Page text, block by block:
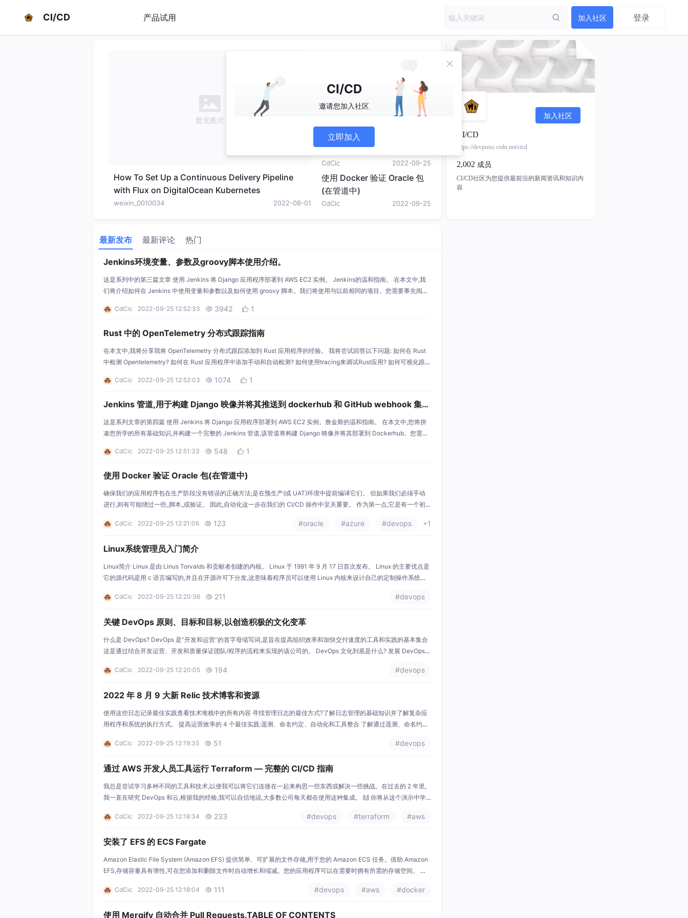
CI/CD 产品试用 加入社区 登录
暂无图片
How To Set Up a Continuous Delivery Pipeline
with Flux on DigitalOcean Kubernetes
weixin_0010034 2022-08-01
2022-09-25
Rust 中的 OpenTelemetry 分
布式跟踪指南
Jenkins 管道,用于构建 Djang
o 映像并将其推送到 dockerh
ub 和 GitHub webhook 集
成。
CdCic 2022-09-25
使用 Docker 验证 Oracle 包
(在管道中)
CdCic 2022-09-25
加入社区
CI/CD
https://devpress.csdn.net/cicd
2,002 成员
CI/CD社区为您提供最前沿的新闻资讯和知识内
容
最新发布 最新评论 热门
Jenkins环境变量、参数及groovy脚本使用介绍。
这是系列中的第三篇文章 使用 Jenkins 将 Django 应用程序部署到 AWS EC2 实例。 Jenkins的温和指南。 在本文中,我
们将介绍如何在 Jenkins 中使用变量和参数以及如何使用 groovy 脚本。我们将使用与以前相同的项目。您需要事先阅读
CdCic
2022-09-25 12:52:33  3942  1
Rust 中的 OpenTelemetry 分布式跟踪指南
在本文中,我将分享我将 OpenTelemetry 分布式跟踪添加到 Rust 应用程序的经验。 我将尝试回答以下问题: 如何在 Rust
中检测 Opentelemetry? 如何在 Rust 应用程序中添加手动和自动检测? 如何使用tracing来调试Rust应用? 如何可视化跟踪
CdCic
2022-09-25 12:52:03  1074  1
Jenkins 管道,用于构建 Django 映像并将其推送到 dockerhub 和 GitHub webhook 集
成。
这是系列文章的第四篇 使用 Jenkins 将 Django 应用程序部署到 AWS EC2 实例。詹金斯的温和指南。 在本文中,您将拼
凑您所学的所有基础知识,并构建一个完整的 Jenkins 管道,该管道将构建 Django 映像并将其部署到 Dockerhub。您需要
CdCic
2022-09-25 12:51:33  548  1
使用 Docker 验证 Oracle 包(在管道中)
确保我们的应用程序包在生产阶段没有错误的正确方法;是在预生产(或 UAT)环境中提前编译它们。 但如果我们必须手动
进行,则有可能绕过一些_脚本_或验证。 因此,自动化这一步在我们的 CI/CD 操作中至关重要。 作为第一点,它是有一个初
r.io/gven
CdCic 2022-09-25 12:21:06  123 #oracle #azure #devops +1
Linux系统管理员入门简介
Linux简介 Linux 是由 Linus Torvalds 和贡献者创建的内核。 Linux 于 1991 年 9 月 17 日首次发布。 Linux 的主要优点是
它的源代码是用 c 语言编写的,并且在开源许可下分发,这意味着程序员可以使用 Linux 内核来设计自己的定制操作系统。
CdCic
2022-09-25 12:20:36  211 #devops
关键 DevOps 原则、目标和目标,以创造积极的文化变革
什么是 DevOps? DevOps 是“开发和运营”的首字母缩写词,是旨在提高组织效率和加快交付速度的工具和实践的基本集合
这是通过结合开发运营、开发和质量保证团队/程序的流程来实现的该公司的。 DevOps 文化到底是什么? 发展 DevOps
参与软件开发过程的团队之间的透明
CdCic 2022-09-25 12:20:05  194 #devops
2022 年 8 月 9 大新 Relic 技术博客和资源
使用这些日志记录最佳实践查看技术堆栈中的所有内容 寻找管理日志的最佳方式?了解日志管理的基础知识并了解复杂应
用程序和系统的执行方式。 提高运营效率的 4 个最佳实践:遥测、命名约定、自动化和工具整合 了解通过遥测、命名约
for Startups Q&A 中,
CdCic 2022-09-25 12:19:35  51 #devops
通过 AWS 开发人员工具运行 Terraform — 完整的 CI/CD 指南
我总是尝试学习多种不同的工具和技术,以便我可以将它们连接在一起来构思一些东西或解决一些挑战。在过去的 2 年里,
我一直在研究 DevOps 和云,根据我的经验,我可以自信地说,大多数公司每天都在使用这种集成。 🙌 你将从这个演示中学
odePipel
CdCic 2022-09-25 12:18:34  233 #devops #terraform #aws
安装了 EFS 的 ECS Fargate
Amazon Elastic File System (Amazon EFS) 提供简单、可扩展的文件存储,用于您的 Amazon ECS 任务。借助 Amazon
EFS,存储容量具有弹性,可在您添加和删除文件时自动增长和缩减。您的应用程序可以在需要时拥有所需的存储空间。 您
CdCic
2022-09-25 12:18:04  111 #devops #aws #docker
使用 Mergify 自动合并 Pull Requests.TABLE OF CONTENTS
CI/CD
邀请您加入社区
立即加入